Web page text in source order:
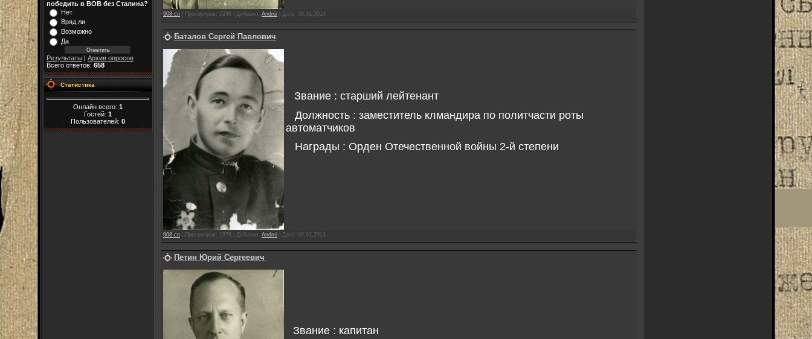
победить в ВОВ без Сталина?
Нет
Вряд ли
Возможно
Да
Результаты | Архив опросов
Всего ответов: 658
Статистика
Онлайн всего: 1
Гостей: 1
Пользователей: 0
908 сп Просмотров: 2248 Добавил: Andrei Дата: 09.01.2013
Баталов Сергей Павлович
Звание : старший лейтенант
Должность : заместитель клмандира по политчасти роты
автоматчиков
Награды : Орден Отечественной войны 2-й степени
908 сп Просмотров: 1876 Добавил: Andrei Дата: 09.01.2013
Петин Юрий Сергеевич
Звание : капитан